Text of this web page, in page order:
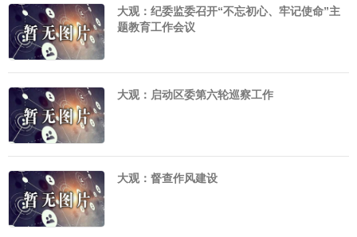
大观：纪委监委召开“不忘初心、牢记使命”主
题教育工作会议
大观：启动区委第六轮巡察工作
大观：督查作风建设